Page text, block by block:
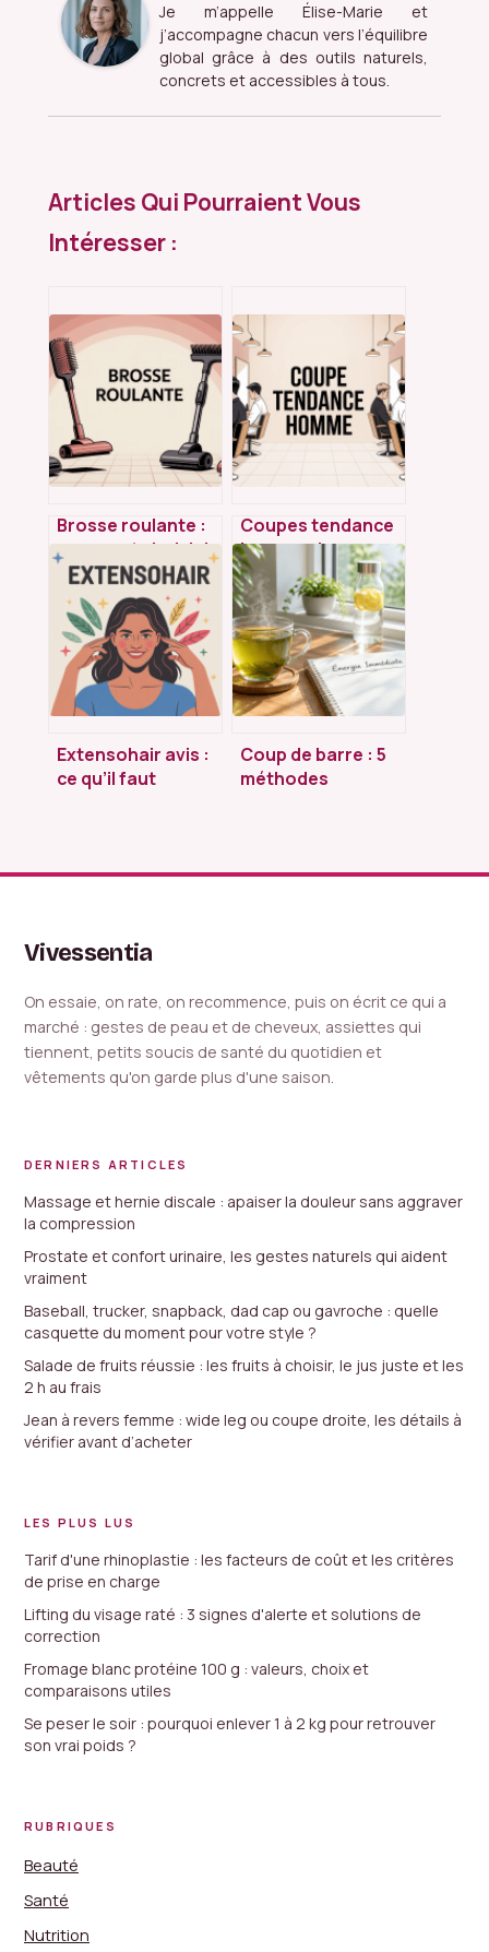
Je m’appelle Élise-Marie et
j’accompagne chacun vers l’équilibre
global grâce à des outils naturels,
concrets et accessibles à tous.
Articles Qui Pourraient Vous
Intéresser :
Brosse roulante :
comment choisir le
bon modèle pour
vos besoins
Coupes tendance
homme : les
meilleures idées
pour changer de
style sans faux
pas
Extensohair avis :
ce qu’il faut
Coup de barre : 5
méthodes
de 20 minutes
Vivessentia
On essaie, on rate, on recommence, puis on écrit ce qui a
marché : gestes de peau et de cheveux, assiettes qui
tiennent, petits soucis de santé du quotidien et
vêtements qu'on garde plus d'une saison.
DERNIERS ARTICLES
Massage et hernie discale : apaiser la douleur sans aggraver
la compression
Prostate et confort urinaire, les gestes naturels qui aident
vraiment
Baseball, trucker, snapback, dad cap ou gavroche : quelle
casquette du moment pour votre style ?
Salade de fruits réussie : les fruits à choisir, le jus juste et les
2 h au frais
Jean à revers femme : wide leg ou coupe droite, les détails à
vérifier avant d’acheter
LES PLUS LUS
Tarif d'une rhinoplastie : les facteurs de coût et les critères
de prise en charge
Lifting du visage raté : 3 signes d'alerte et solutions de
correction
Fromage blanc protéine 100 g : valeurs, choix et
comparaisons utiles
Se peser le soir : pourquoi enlever 1 à 2 kg pour retrouver
son vrai poids ?
RUBRIQUES
Beauté
Santé
Nutrition